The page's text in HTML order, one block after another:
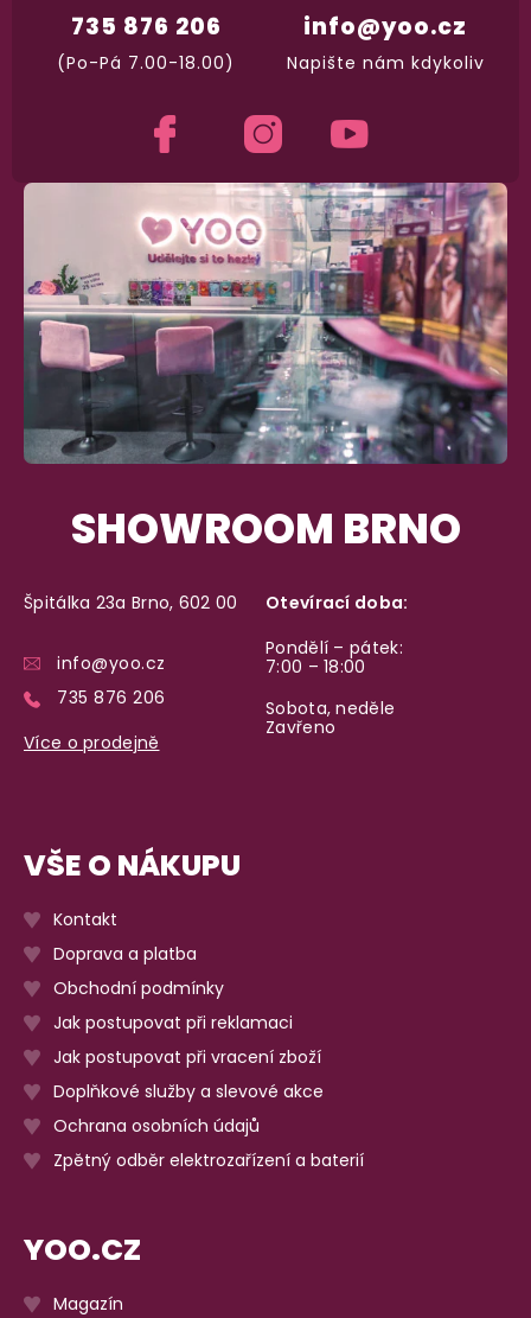
info@yoo.cz
Napište nám kdykoliv
735 876 206
(Po-Pá 7.00-18.00)
SHOWROOM BRNO
Špitálka 23a Brno, 602 00
info@yoo.cz
735 876 206
Více o prodejně
Otevírací doba:
Pondělí – pátek:
7:00 – 18:00
Sobota, neděle
Zavřeno
VŠE O NÁKUPU
Kontakt
Doprava a platba
Obchodní podmínky
Jak postupovat při reklamaci
Jak postupovat při vracení zboží
Doplňkové služby a slevové akce
Ochrana osobních údajů
Zpětný odběr elektrozařízení a baterií
YOO.CZ
Magazín